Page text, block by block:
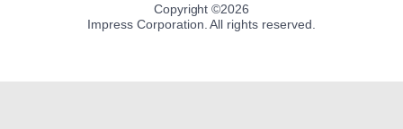
Copyright ©2026
Impress Corporation. All rights reserved.